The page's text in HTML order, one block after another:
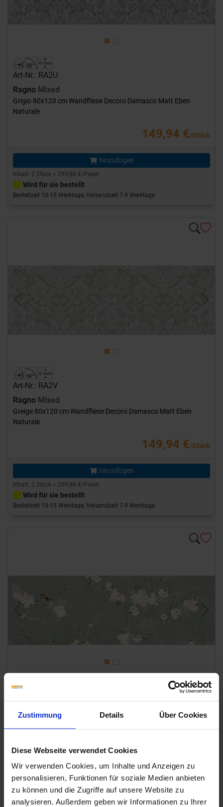
Zustimmung Details Über Cookies
Diese Webseite verwendet Cookies
Wir verwenden Cookies, um Inhalte und Anzeigen zu
personalisieren, Funktionen für soziale Medien anbieten
zu können und die Zugriffe auf unsere Website zu
analysieren. Außerdem geben wir Informationen zu Ihrer
Art-Nr.: RA2U
Ragno Mixed
Grigio 80x120 cm Wandfliese Decoro Damasco Matt Eben
Naturale
149,94 €/Stück
hinzufügen
Inhalt: 2 Stück = 299,88 €/Paket
Wird für sie bestellt
Bestellzeit 10-15 Werktage, Versandzeit 7-9 Werktage
Previous Next
Art-Nr.: RA2V
Ragno Mixed
Greige 80x120 cm Wandfliese Decoro Damasco Matt Eben
Naturale
149,94 €/Stück
hinzufügen
Inhalt: 2 Stück = 299,88 €/Paket
Wird für sie bestellt
Bestellzeit 10-15 Werktage, Versandzeit 7-9 Werktage
Previous
Ragno
Verde 40x120 cm Wandfliese Decoro Fiore Di Pesco Matt Eben
hinzufügen
Inhalt: 2,88 m² = 230,24 €/Paket